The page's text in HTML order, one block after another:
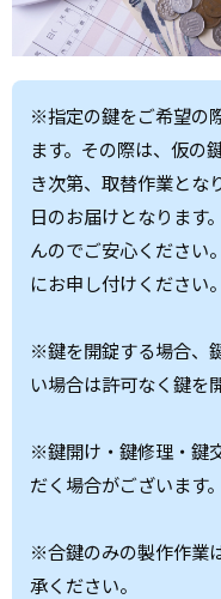
※指定の鍵をご希望の
ます。その際は、仮の
き次第、取替作業とな
日のお届けとなります
んのでご安心ください
にお申し付けください。
※鍵を開錠する場合、
い場合は許可なく鍵を
※鍵開け・鍵修理・鍵
だく場合がございます。
※合鍵のみの製作作業
承ください。